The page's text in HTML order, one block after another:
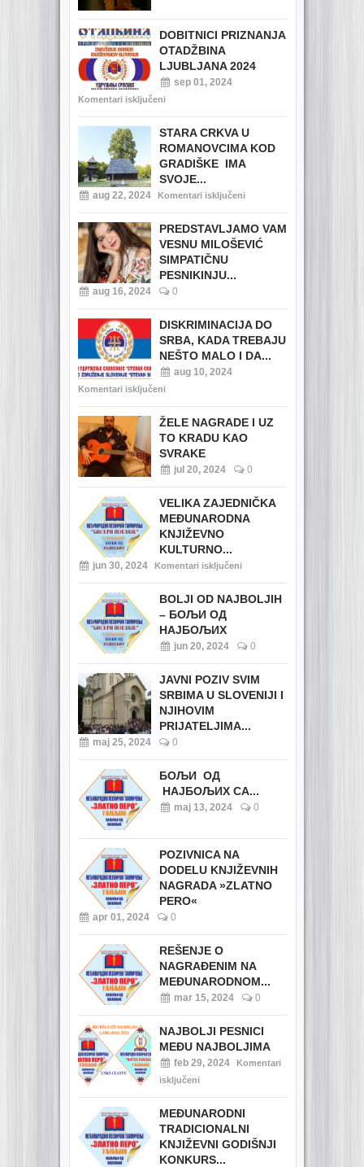
DOBITNICI PRIZNANJA
OTADŽBINA
LJUBLJANA 2024
sep 01, 2024
Komentari isključeni
STARA CRKVA U
ROMANOVCIMA KOD
GRADIŠKE IMA
SVOJE...
aug 22, 2024 Komentari isključeni
PREDSTAVLJAMO VAM
VESNU MILOŠEVIĆ
SIMPATIČNU
PESNIKINJU...
aug 16, 2024 0
DISKRIMINACIJA DO
SRBA, KADA TREBAJU
NEŠTO MALO I DA...
aug 10, 2024
Komentari isključeni
ŽELE NAGRADE I UZ
TO KRADU KAO
SVRAKE
jul 20, 2024 0
VELIKA ZAJEDNIČKA
MEĐUNARODNA
KNJIŽEVNO
KULTURNO...
jun 30, 2024 Komentari isključeni
BOLJI OD NAJBOLJIH
– БОЉИ ОД
НАЈБОЉИХ
jun 20, 2024 0
JAVNI POZIV SVIM
SRBIMA U SLOVENIJI I
NJIHOVIM
PRIJATELJIMA...
maj 25, 2024 0
БОЉИ ОД
НАЈБОЉИХ СА...
maj 13, 2024 0
POZIVNICA NA
DODELU KNJIŽEVNIH
NAGRADA »ZLATNO
PERO«
apr 01, 2024 0
REŠENJE O
NAGRAĐENIM NA
MEĐUNARODNOM...
mar 15, 2024 0
NAJBOLJI PESNICI
MEĐU NAJBOLJIMA
feb 29, 2024
Komentari
isključeni
MEĐUNARODNI
TRADICIONALNI
KNJIŽEVNI GODIŠNJI
KONKURS...